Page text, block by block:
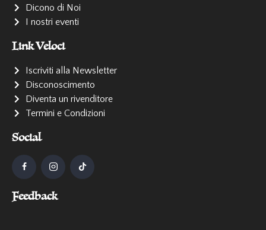
Dicono di Noi
I nostri eventi
Link Veloci
Iscriviti alla Newsletter
Disconoscimento
Diventa un rivenditore
Termini e Condizioni
Social
Feedback